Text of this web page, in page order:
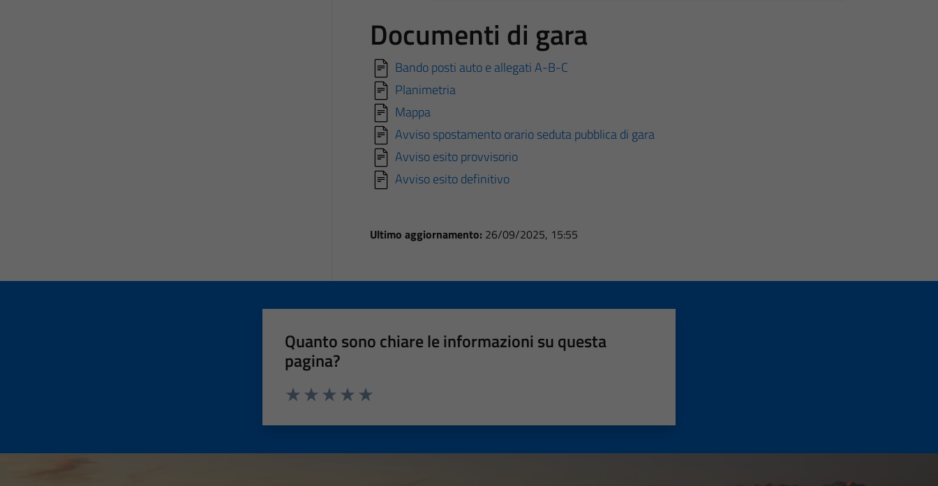
Documenti di gara
Bando posti auto e allegati A-B-C
Planimetria
Mappa
Avviso spostamento orario seduta pubblica di gara
Avviso esito provvisorio
Avviso esito definitivo
Ultimo aggiornamento: 26/09/2025, 15:55
Quanto sono chiare le informazioni su questa
pagina?